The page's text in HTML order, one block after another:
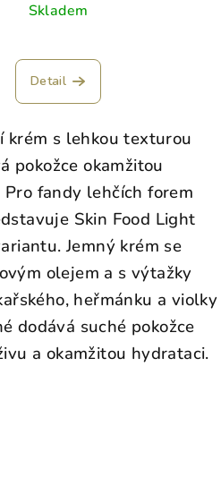
Skladem
Detail
krém s lehkou texturou
pokožce okamžitou
Pro fandy lehčích forem
Skin Food Light
Jemný krém se
olejem a s výtažky
heřmánku a violky
dodává suché pokožce
a okamžitou hydrataci.